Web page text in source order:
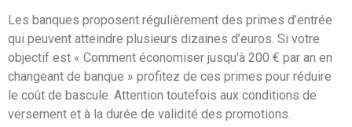
Les banques proposent régulièrement des primes d’entrée
qui peuvent atteindre plusieurs dizaines d’euros. Si votre
objectif est « Comment économiser jusqu’à 200 € par an en
changeant de banque » profitez de ces primes pour réduire
le coût de bascule. Attention toutefois aux conditions de
versement et à la durée de validité des promotions.